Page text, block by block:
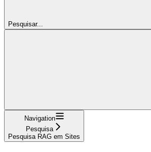
Pesquisar...
Navigation
Pesquisa
Pesquisa RAG em Sites